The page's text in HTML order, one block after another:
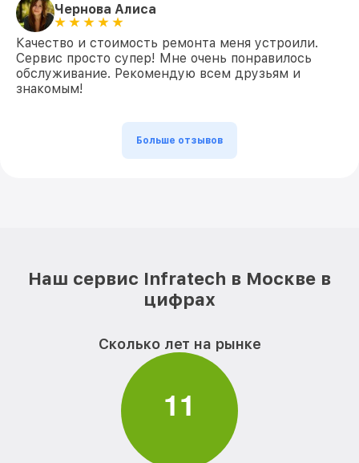
Чернова Алиса
Качество и стоимость ремонта меня устроили.
Сервис просто супер! Мне очень понравилось
обслуживание. Рекомендую всем друзьям и
знакомым!
Больше отзывов
Наш сервис Infratech в Москве в
цифрах
Сколько лет на рынке
11